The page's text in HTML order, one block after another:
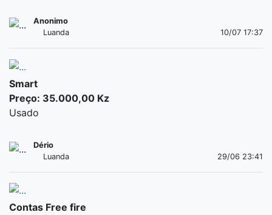
Anonimo
Luanda
10/07 17:37
Smart
Preço: 35.000,00 Kz
Usado
Dério
Luanda
29/06 23:41
Contas Free fire